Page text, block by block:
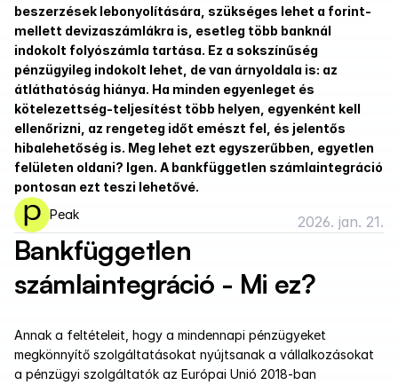
beszerzések lebonyolítására, szükséges lehet a forint-
mellett devizaszámlákra is, esetleg több banknál
indokolt folyószámla tartása. Ez a sokszínűség
pénzügyileg indokolt lehet, de van árnyoldala is: az
átláthatóság hiánya. Ha minden egyenleget és
kötelezettség-teljesítést több helyen, egyenként kell
ellenőrizni, az rengeteg időt emészt fel, és jelentős
hibalehetőség is. Meg lehet ezt egyszerűbben, egyetlen
felületen oldani? Igen. A bankfüggetlen számlaintegráció
pontosan ezt teszi lehetővé.
Peak
2026. jan. 21.
Bankfüggetlen
számlaintegráció - Mi ez?
Annak a feltételeit, hogy a mindennapi pénzügyeket
megkönnyítő szolgáltatásokat nyújtsanak a vállalkozásokat
a pénzügyi szolgáltatók az Európai Unió 2018-ban